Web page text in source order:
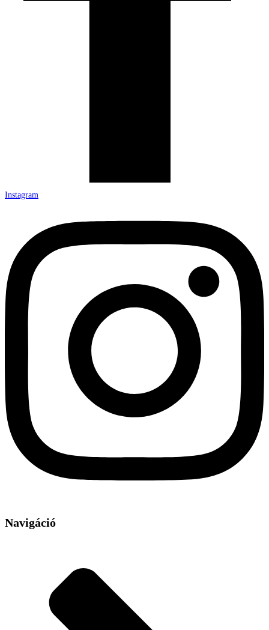
Instagram
Navigáció